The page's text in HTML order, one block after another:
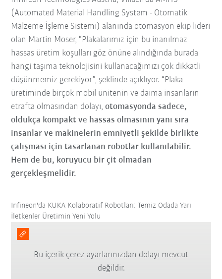
(Automated Material Handling System - Otomatik
Malzeme İşleme Sistemi) alanında otomasyon ekip lideri
olan Martin Moser, “Plakalarımız için bu inanılmaz
hassas üretim koşulları göz önüne alındığında burada
hangi taşıma teknolojisini kullanacağımızı çok dikkatli
düşünmemiz gerekiyor”, şeklinde açıklıyor. “Plaka
üretiminde birçok mobil ünitenin ve daima insanların
etrafta olmasından dolayı,otomasyonda sadece,
oldukça kompakt ve hassas olmasının yanı sıra
insanlar ve makinelerin emniyetli şekilde birlikte
çalışması için tasarlanan robotlar kullanılabilir.
Hem de bu, koruyucu bir çit olmadan
gerçekleşmelidir.
Infineon'da KUKA Kolaboratif Robotları: Temiz Odada Yarı
İletkenler Üretimin Yeni Yolu
Bu içerik çerez ayarlarınızdan dolayı mevcut
değildir.